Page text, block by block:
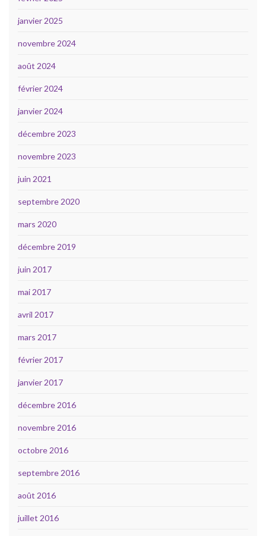
janvier 2025
novembre 2024
août 2024
février 2024
janvier 2024
décembre 2023
novembre 2023
juin 2021
septembre 2020
mars 2020
décembre 2019
juin 2017
mai 2017
avril 2017
mars 2017
février 2017
janvier 2017
décembre 2016
novembre 2016
octobre 2016
septembre 2016
août 2016
juillet 2016